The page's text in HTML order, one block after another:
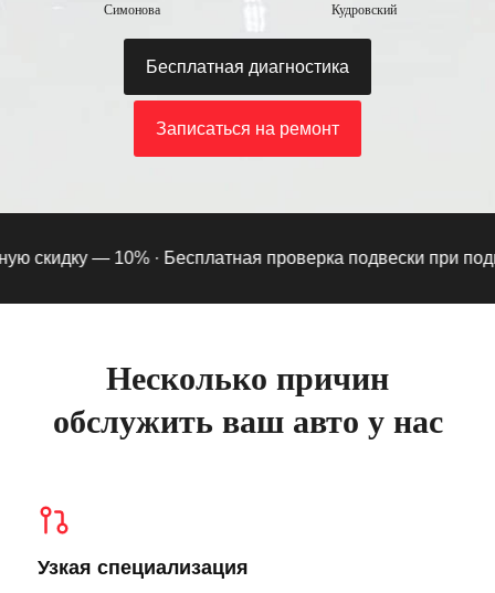
Симонова Кудровский
Бесплатная диагностика
Записаться на ремонт
скидку — 10% ·Бесплатная проверка подвески при
Несколько причин
обслужить ваш авто у нас
Узкая специализация